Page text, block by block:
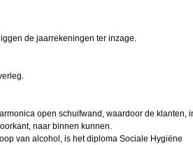
de jaarrekeningen ter inzage.
open schuifwand, waardoor de klanten,
naar binnen kunnen.
van alcohol, is het diploma Sociale Hygiëne